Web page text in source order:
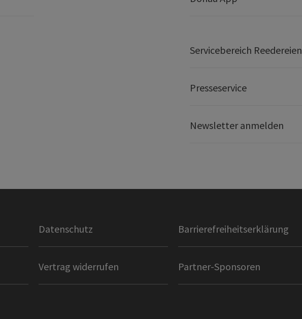
Servicebereich Reedereien
Presseservice
Newsletter anmelden
Datenschutz Barrierefreiheitserklärung
Vertrag widerrufen Partner-Sponsoren